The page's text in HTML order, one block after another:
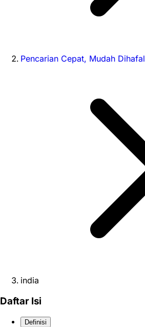
Pencarian Cepat, Mudah Dihafal
india
Daftar Isi
Definisi